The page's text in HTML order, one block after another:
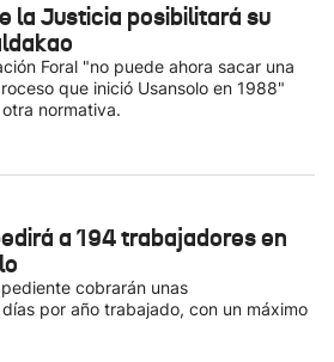
la Justicia posibilitará su
Foral "no puede ahora sacar una
que inició Usansolo en 1988"
normativa.
a 194 trabajadores en
cobrarán unas
por año trabajado, con un máximo